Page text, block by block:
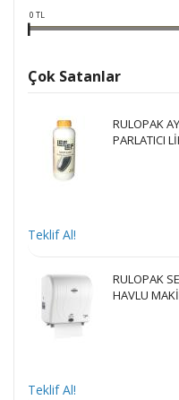
0 TL
Çok Satanlar
RULOPAK
PARLATICI
Teklif Al!
RULOPAK
HAVLU
Teklif Al!